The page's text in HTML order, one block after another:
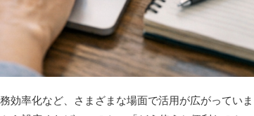
効率化など、さまざまな場面で活用が広がっていま